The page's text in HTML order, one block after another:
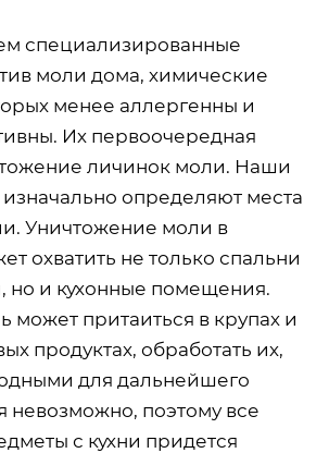
специализированные
моли дома, химические
менее аллергенны и
Их первоочередная
личинок моли. Наши
определяют места
Уничтожение моли в
охватить не только спальни
но и кухонные помещения.
может притаиться в крупах и
продуктах, обработать их,
для дальнейшего
невозможно, поэтому все
с кухни придется